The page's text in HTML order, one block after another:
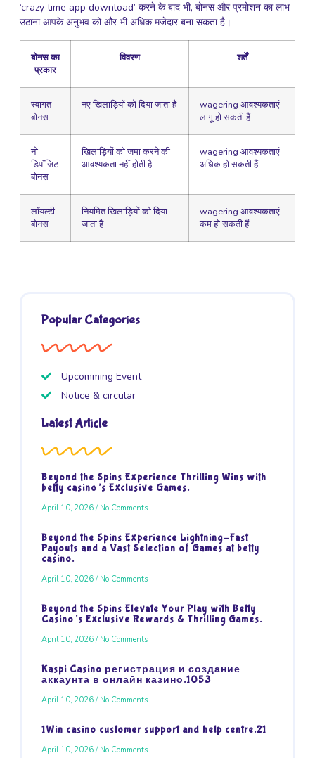
‘crazy time app download’ करने के बाद भी, बोनस और प्रमोशन का लाभ
उठाना आपके अनुभव को और भी अधिक मजेदार बना सकता है।
बोनस का
प्रकार
विवरण शर्तें
स्वागत
बोनस
नए खिलाड़ियों को दिया जाता है
wagering आवश्यकताएं
लागू हो सकती हैं
नो
डिपॉजिट
बोनस
खिलाड़ियों को जमा करने की
आवश्यकता नहीं होती है
wagering आवश्यकताएं
अधिक हो सकती हैं
लॉयल्टी
बोनस
नियमित खिलाड़ियों को दिया
जाता है
wagering आवश्यकताएं
कम हो सकती हैं
Popular Categories
Upcomming Event
Notice & circular
Latest Article
Beyond the Spins Experience Thrilling Wins with
betty casino’s Exclusive Games.
April 10, 2026 No Comments
Beyond the Spins Experience Lightning-Fast
Payouts and a Vast Selection of Games at betty
casino.
April 10, 2026 No Comments
Beyond the Spins Elevate Your Play with Betty
Casino’s Exclusive Rewards & Thrilling Games.
April 10, 2026 No Comments
Kaspi Casino регистрация и создание
аккаунта в онлайн казино.1053
April 10, 2026 No Comments
1Win casino customer support and help centre.21
April 10, 2026 No Comments